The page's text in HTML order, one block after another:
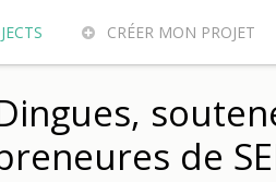
CRÉER MON PROJET
WHY CONTRIBUTE TO
de